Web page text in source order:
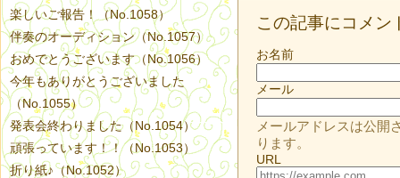
この記事にコメン
お名前
メール
メールアドレスは公開
ります。
URL
楽しいご報告！（No.1058）
伴奏のオーディション（No.1057）
おめでとうございます（No.1056）
今年もありがとうございました
（No.1055）
発表会終わりました（No.1054）
頑張っています！！（No.1053）
折り紙♪（No.1052）